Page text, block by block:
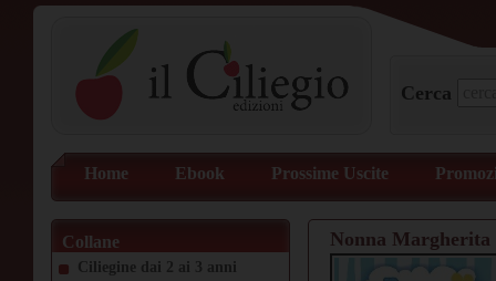
Cerca
Home Ebook Prossime Uscite
Collane
Ciliegine dai 2 ai 3 anni
Nonna Margherita